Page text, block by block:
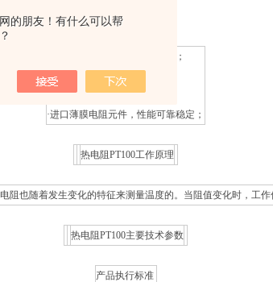
的朋友！有什么可以帮热电阻PT100特点
热响应时间少，减小动态误差；
·直径小，长度不受限制；
·测量精度高；
·进口薄膜电阻元件，性能可靠稳定；
热电阻PT100工作原理
阻也随着发生变化的特征来测量温度的。当阻值变化时，工作
热电阻PT100主要技术参数
产品执行标准